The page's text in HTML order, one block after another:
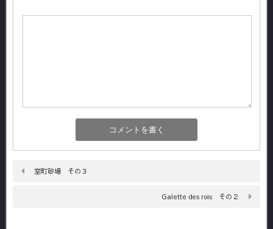
室町砂場 その３
Galette des rois その２